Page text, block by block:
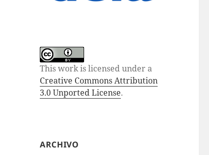
This work is licensed under a
Creative Commons Attribution
3.0 Unported License.
ARCHIVO